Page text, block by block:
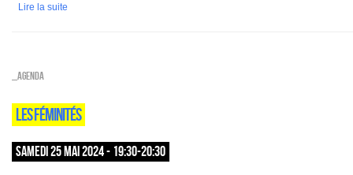
Lire la suite
_Agenda
LES FÉMINITÉS
SAMEDI 25 MAI 2024 - 19:30-20:30